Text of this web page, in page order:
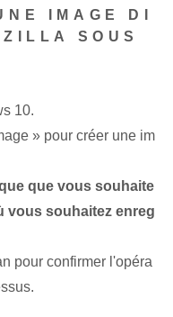
IMAGE DI
SOUS
10.
» pour créer une im
que vous souhaite
vous souhaitez enreg
pour confirmer l'opéra